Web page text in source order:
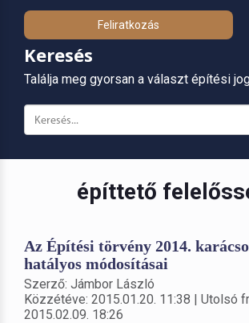
Feliratkozás
Keresés
Találja meg gyorsan a választ építési
építtető
Az Építési törvény 2014.
hatályos módosításai
Szerző: Jámbor László
Közzétéve: 2015.01.20. 11:38 | Utolsó
2015.02.09. 18:26